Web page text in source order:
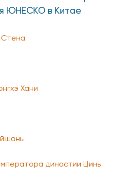
ЮНЕСКО в Китае
Стена
Хани
династии Цинь